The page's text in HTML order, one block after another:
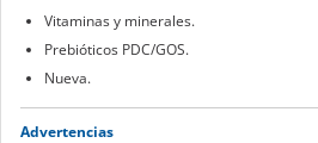
Vitaminas y minerales.
Prebióticos PDC/GOS.
Nueva.
Advertencias